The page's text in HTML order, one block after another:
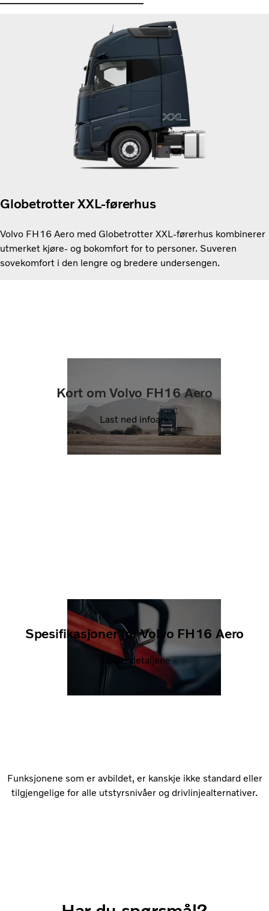
Globetrotter XXL-førerhus
Volvo FH16 Aero med Globetrotter XXL-førerhus kombinerer
utmerket kjøre- og bokomfort for to personer. Suveren
sovekomfort i den lengre og bredere undersengen.
Kort om Volvo FH16 Aero
Last ned infoark
Spesifikasjoner for Volvo FH16 Aero
Se alle detaljene
Funksjonene som er avbildet, er kanskje ikke standard eller
tilgjengelige for alle utstyrsnivåer og drivlinjealternativer.